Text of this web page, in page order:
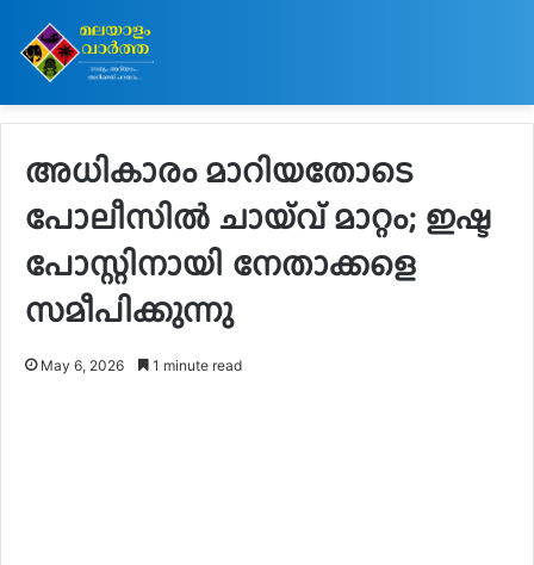
അധികാരം മാറിയതോടെ
പോലീസിൽ ചായ്‌വ് മാറ്റം; ഇഷ്ട
പോസ്റ്റിനായി നേതാക്കളെ
സമീപിക്കുന്നു
May 6, 2026 1 minute read